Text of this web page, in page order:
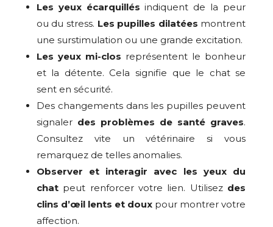
Les yeux écarquillés indiquent de la peur
ou du stress. Les pupilles dilatées montrent
une surstimulation ou une grande excitation.
Les yeux mi-clos représentent le bonheur
et la détente. Cela signifie que le chat se
sent en sécurité.
Des changements dans les pupilles peuvent
signaler des problèmes de santé graves.
Consultez vite un vétérinaire si vous
remarquez de telles anomalies.
Observer et interagir avec les yeux du
chatpeut renforcer votre lien. Utilisez des
clins d’œil lents et doux pour montrer votre
affection.